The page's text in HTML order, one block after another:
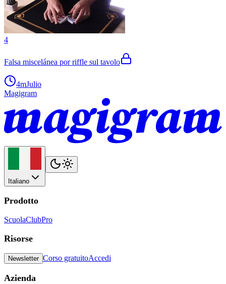
4
Falsa miscelánea por riffle sul tavolo
4mJulio
Magigram
Italiano
Prodotto
ScuolaClubPro
Risorse
Newsletter Corso gratuitoAccedi
Azienda